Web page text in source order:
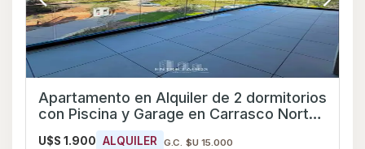
Apartamento en Alquiler de 2 dormitorios
con Piscina y Garage en Carrasco Norte,
Montevideo
U$S 1.900 ALQUILER G.C. $U 15.000